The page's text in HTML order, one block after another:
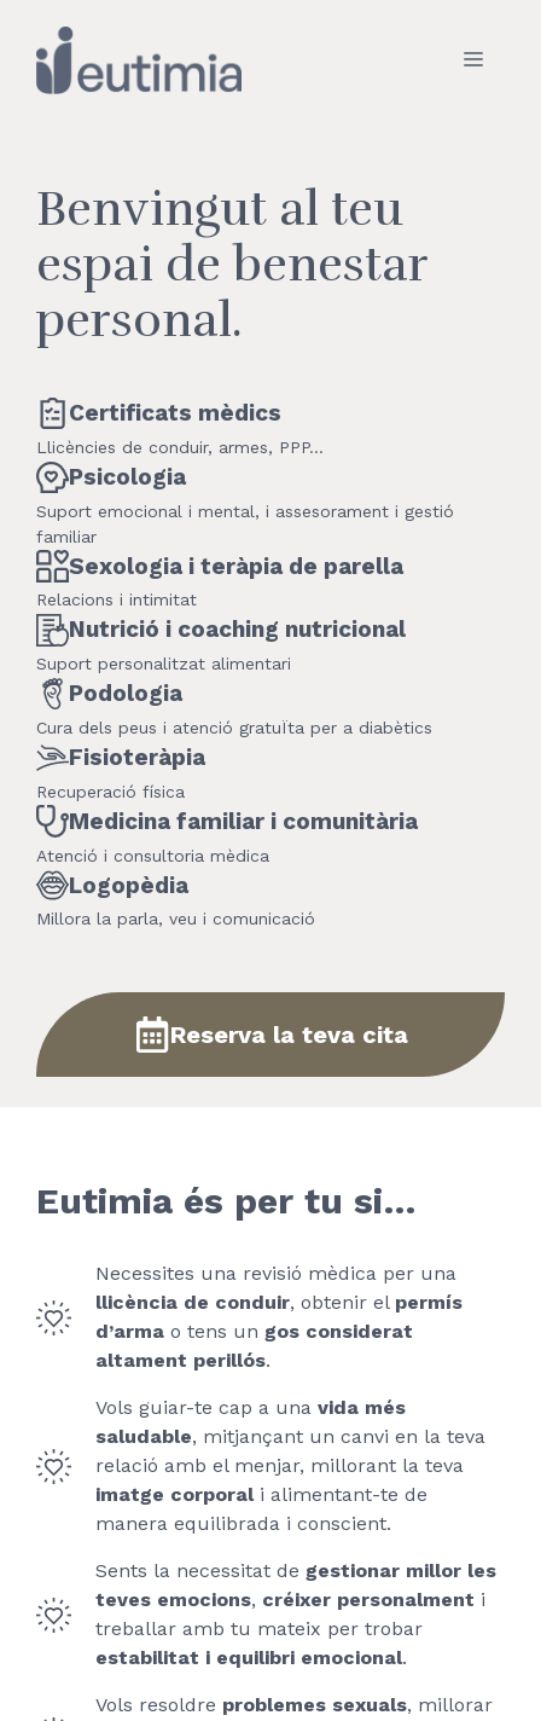
contingut
Menú
Benvingut al teu
espai de benestar
personal.
Certificats mèdics
Llicències de conduir, armes, PPP…
Psicologia
Suport emocional i mental, i assesorament i gestió
familiar
Sexologia i teràpia de parella
Relacions i intimitat
Nutrició i coaching nutricional
Suport personalitzat alimentari
Podologia
Cura dels peus i atenció gratuÏta per a diabètics
Fisioteràpia
Recuperació física
Medicina familiar i comunitària
Atenció i consultoria mèdica
Logopèdia
Millora la parla, veu i comunicació
Reserva la teva cita
Eutimia és per tu si…
Necessites una revisió mèdica per una
llicència de conduir, obtenir el permís
d’armao tens un gos considerat
altament perillós.
Vols guiar-te cap a una vida més
saludable, mitjançant un canvi en la teva
relació amb el menjar, millorant la teva
imatge corporal i alimentant-te de
manera equilibrada i conscient.
Sents la necessitat de gestionar millor les
teves emocions, créixer personalment i
treballar amb tu mateix per trobar
estabilitat i equilibri emocional.
Vols resoldre problemes sexuals, millorar